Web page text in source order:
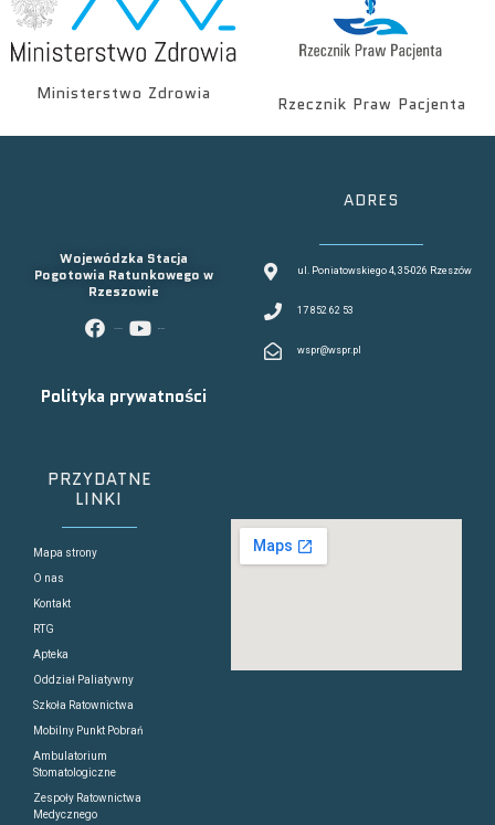
Ministerstwo Zdrowia
Rzecznik Praw Pacjenta
Wojewódzka Stacja
Pogotowia Ratunkowego w
Rzeszowie
Polityka prywatności
ADRES
ul. Poniatowskiego 4, 35-026 Rzeszów
17 852 62 53
wspr@wspr.pl
PRZYDATNE
LINKI
Mapa strony
O nas
Kontakt
RTG
Apteka
Oddział Paliatywny
Szkoła Ratownictwa
Mobilny Punkt Pobrań
Ambulatorium
Stomatologiczne
Zespoły Ratownictwa
Medycznego